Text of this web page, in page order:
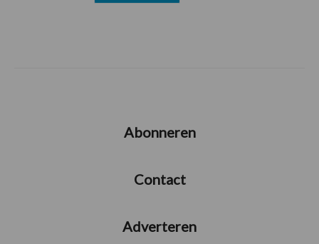
Abonneren
Contact
Adverteren